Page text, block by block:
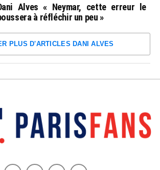
Alves « Neymar, cette erreur le
à réfléchir un peu »
PLUS D'ARTICLES DANI ALVES